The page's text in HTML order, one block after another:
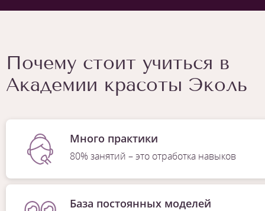
Почему стоит учиться в
Академии красоты Эколь
Много практики
80% занятий – это отработка навыков
База постоянных моделей